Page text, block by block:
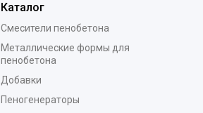
Каталог
Смесители пенобетона
Металлические формы для
пенобетона
Добавки
Пеногенераторы